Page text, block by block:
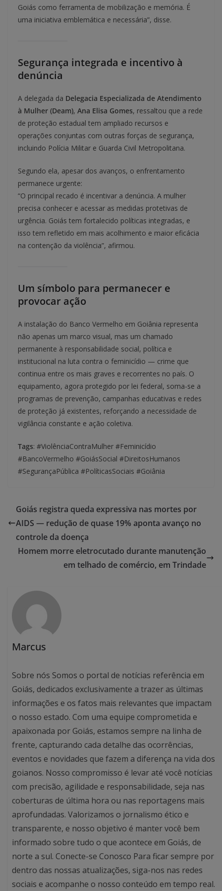
Goiás como ferramenta de mobilização e memória. É
uma iniciativa emblemática e necessária”, disse.
Segurança integrada e incentivo à
denúncia
A delegada da Delegacia Especializada de Atendimento
à Mulher (Deam), Ana Elisa Gomes, ressaltou que a rede
de proteção estadual tem ampliado recursos e
operações conjuntas com outras forças de segurança,
incluindo Polícia Militar e Guarda Civil Metropolitana.
Segundo ela, apesar dos avanços, o enfrentamento
permanece urgente:
“O principal recado é incentivar a denúncia. A mulher
precisa conhecer e acessar as medidas protetivas de
urgência. Goiás tem fortalecido políticas integradas, e
isso tem refletido em mais acolhimento e maior eficácia
na contenção da violência”, afirmou.
Um símbolo para permanecer e
provocar ação
A instalação do Banco Vermelho em Goiânia representa
não apenas um marco visual, mas um chamado
permanente à responsabilidade social, política e
institucional na luta contra o feminicídio — crime que
continua entre os mais graves e recorrentes no país. O
equipamento, agora protegido por lei federal, soma-se a
programas de prevenção, campanhas educativas e redes
de proteção já existentes, reforçando a necessidade de
vigilância constante e ação coletiva.
Tags: #ViolênciaContraMulher #Feminicídio
#BancoVermelho #GoiásSocial #DireitosHumanos
#SegurançaPública #PolíticasSociais #Goiânia
Goiás registra queda expressiva nas mortes por
AIDS — redução de quase 19% aponta avanço no
controle da doença
Homem morre eletrocutado durante manutenção
em telhado de comércio, em Trindade
Marcus
Sobre nós Somos o portal de notícias referência em
Goiás, dedicados exclusivamente a trazer as últimas
informações e os fatos mais relevantes que impactam
o nosso estado. Com uma equipe comprometida e
apaixonada por Goiás, estamos sempre na linha de
frente, capturando cada detalhe das ocorrências,
eventos e novidades que fazem a diferença na vida dos
goianos. Nosso compromisso é levar até você notícias
com precisão, agilidade e responsabilidade, seja nas
coberturas de última hora ou nas reportagens mais
aprofundadas. Valorizamos o jornalismo ético e
transparente, e nosso objetivo é manter você bem
informado sobre tudo o que acontece em Goiás, de
norte a sul. Conecte-se Conosco Para ficar sempre por
dentro das nossas atualizações, siga-nos nas redes
sociais e acompanhe o nosso conteúdo em tempo real.